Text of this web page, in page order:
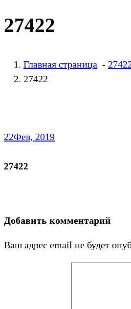
27422
Главная страница -
27422
22Фев, 2019
27422
Добавить комментарий
Ваш адрес email не будет